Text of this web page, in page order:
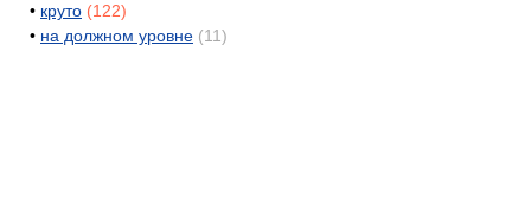
• круто (122)
• на должном уровне (11)